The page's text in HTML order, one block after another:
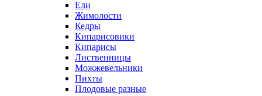
Ели
Жимолости
Кедры
Кипарисовики
Кипарисы
Лиственницы
Можжевельники
Пихты
Плодовые разные